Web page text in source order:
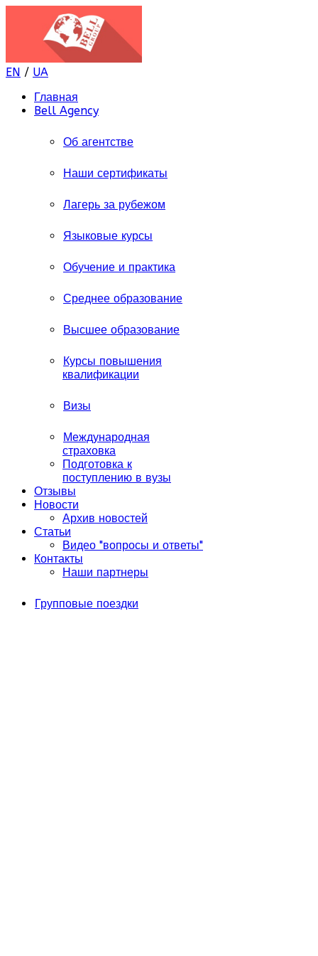
EN / UA
Главная
Bell Agency
Об агентстве
Наши сертификаты
Лагерь за рубежом
Языковые курсы
Обучение и практика
Среднее образование
Высшее образование
Курсы повышения
квалификации
Визы
Международная
страховка
Подготовка к
поступлению в вузы
Отзывы
Новости
Архив новостей
Статьи
Видео "вопросы и ответы"
Контакты
Наши партнеры
Групповые поездки